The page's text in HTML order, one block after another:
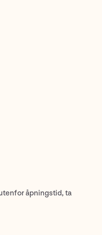
åpningstid, ta